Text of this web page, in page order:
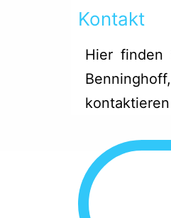
Kontakt
Hier finden